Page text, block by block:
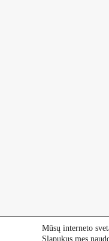
Mūsų interneto
Slapukus mes